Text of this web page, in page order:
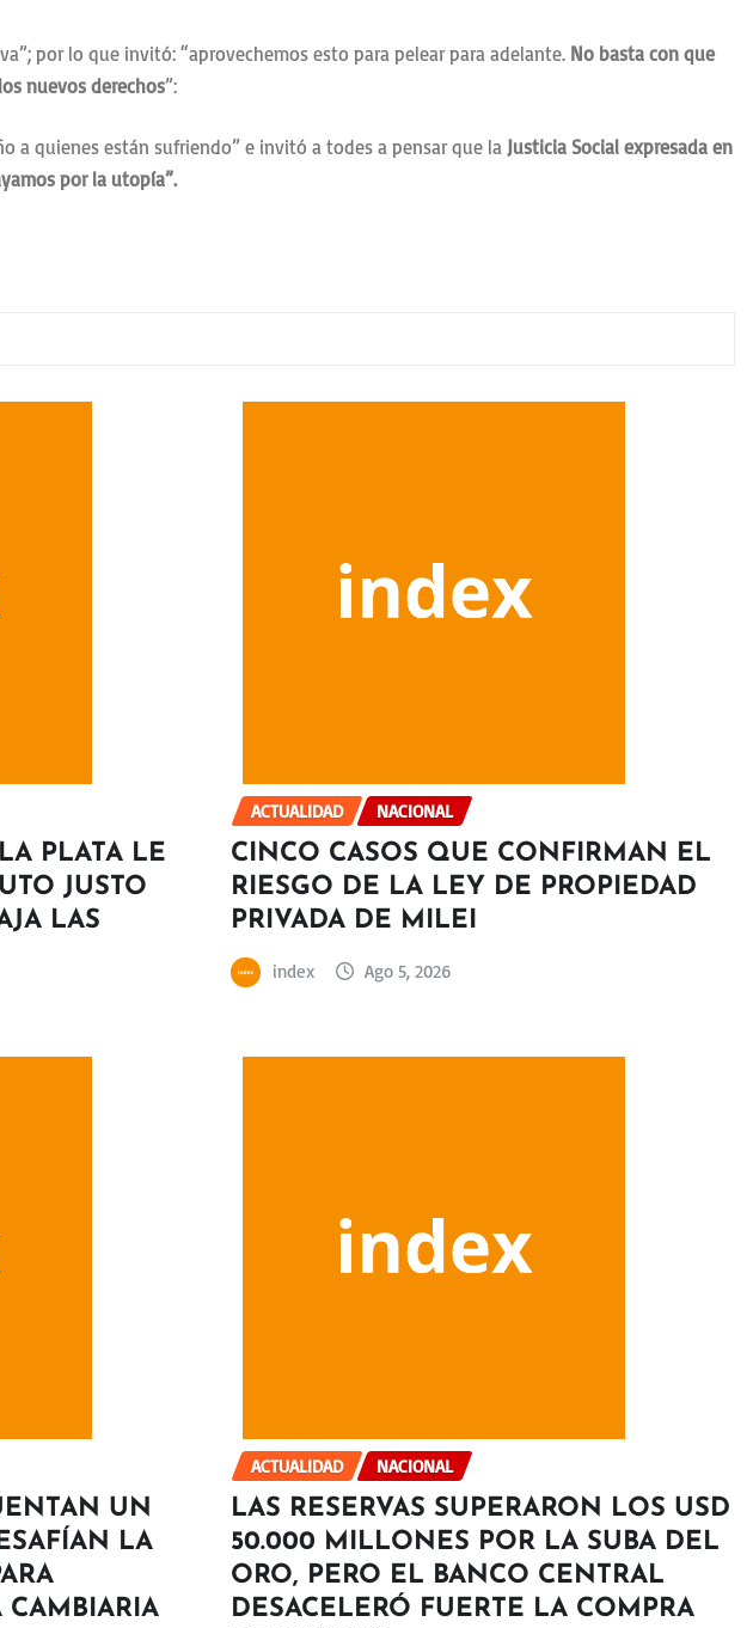
por lo que invitó: “aprovechemos esto para pelear para adelante. No basta con que
nuevos derechos”:
a quienes están sufriendo” e invitó a todes a pensar que la Justicia Social expresada en
por la utopía”.
PLATA LE
JUSTO
LAS
ACTUALIDAD NACIONAL
CINCO CASOS QUE CONFIRMAN EL
RIESGO DE LA LEY DE PROPIEDAD
PRIVADA DE MILEI
index Ago 5, 2026
UN
LA
ACTUALIDAD NACIONAL
LAS RESERVAS SUPERARON LOS USD
50.000 MILLONES POR LA SUBA DEL
ORO, PERO EL BANCO CENTRAL
DESACELERÓ FUERTE LA COMPRA